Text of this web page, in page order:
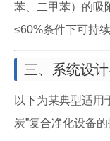
苯、二甲苯）的吸
≤60%条件下可持
三、系统设
以下为某典型适用
炭”复合净化设备的